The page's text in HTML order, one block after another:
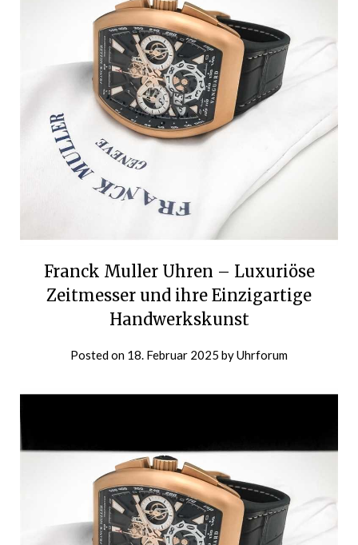
Franck Muller Uhren – Luxuriöse
Zeitmesser und ihre Einzigartige
Handwerkskunst
Posted on 18. Februar 2025 byUhrforum